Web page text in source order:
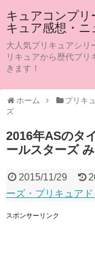
キュアコンプリ
キュア感想・
大人気プリキュアシリ
リキュアから歴代プ
きます！
ホーム
プリキ
ズ
2016年ASのタ
ールスターズ
2015/11/29
ーズ・プリキュア
スポンサーリンク